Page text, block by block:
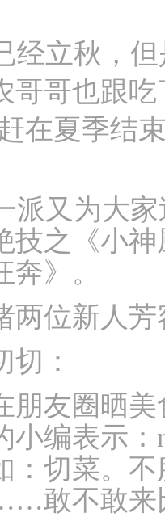
立秋，但
哥哥也跟
在夏季结
派又为大
技之《小
奔》。
两位新人芳
切：
朋友圈晒
小编表示
：切菜。
敢不敢来